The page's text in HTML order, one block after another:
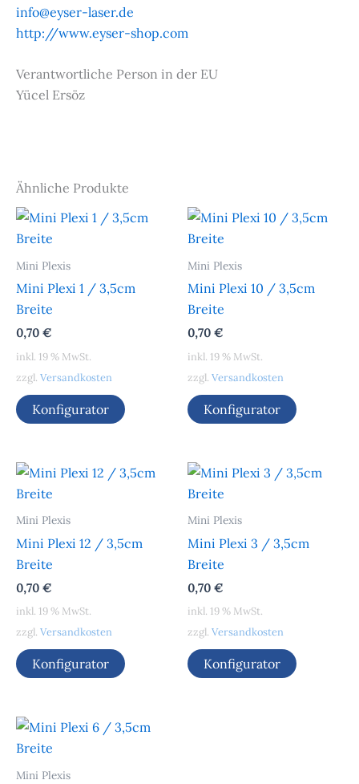
info@eyser-laser.de
http://www.eyser-shop.com
Verantwortliche Person in der EU
Yücel Ersöz
Ähnliche Produkte
Mini Plexis
Mini Plexi 1 / 3,5cm
Breite
0,70 €
inkl. 19 % MwSt.
zzgl. Versandkosten
Konfigurator
Mini Plexis
Mini Plexi 10 / 3,5cm
Breite
0,70 €
inkl. 19 % MwSt.
zzgl. Versandkosten
Konfigurator
Mini Plexis
Mini Plexi 12 / 3,5cm
Breite
0,70 €
inkl. 19 % MwSt.
zzgl. Versandkosten
Konfigurator
Mini Plexis
Mini Plexi 3 / 3,5cm
Breite
0,70 €
inkl. 19 % MwSt.
zzgl. Versandkosten
Konfigurator
Mini Plexis